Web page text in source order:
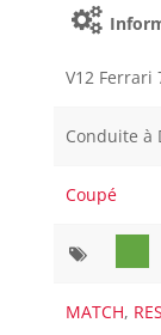
V12 Ferrari
Conduite à
Coupé
MATCH,